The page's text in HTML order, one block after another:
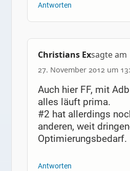
Antworten
Christians Exsagte am
27. November 2012 um
Auch hier FF, mit
alles läuft prima.
#2 hat allerdings
anderen, weit
Optimierungsbedarf.
Antworten